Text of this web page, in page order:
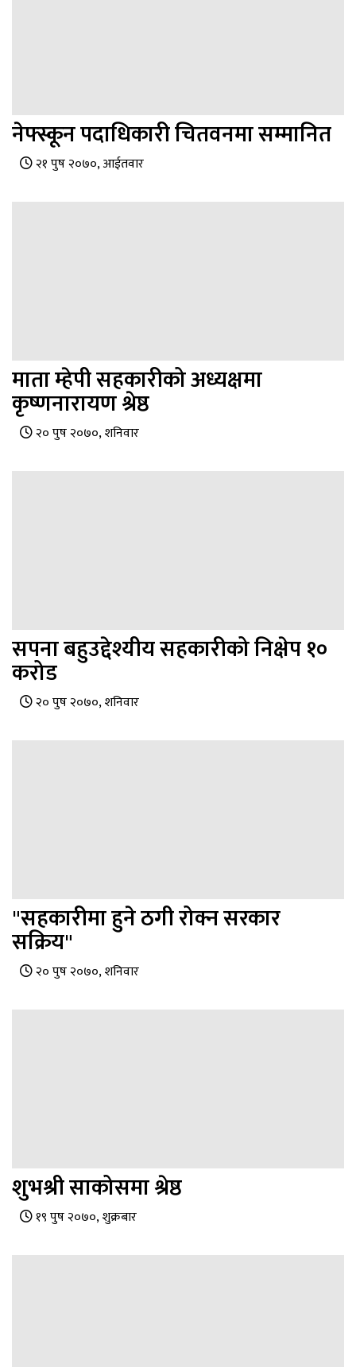
नेफ्स्कून पदाधिकारी चितवनमा सम्मानित
२१ पुष २०७०, आईतवार
माता म्हेपी सहकारीको अध्यक्षमा
कृष्णनारायण श्रेष्ठ
२० पुष २०७०, शनिवार
सपना बहुउद्देश्यीय सहकारीको निक्षेप १०
करोड
२० पुष २०७०, शनिवार
"सहकारीमा हुने ठगी रोक्न सरकार
सक्रिय"
२० पुष २०७०, शनिवार
शुभश्री साकोसमा श्रेष्ठ
१९ पुष २०७०, शुक्रबार